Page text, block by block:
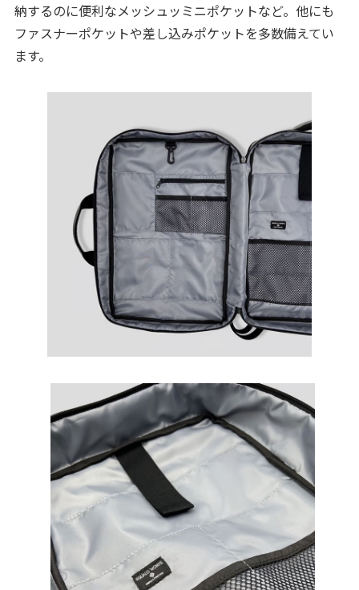
納するのに便利なメッシュッミニポケットなど。他にも
ファスナーポケットや差し込みポケットを多数備えてい
ます。